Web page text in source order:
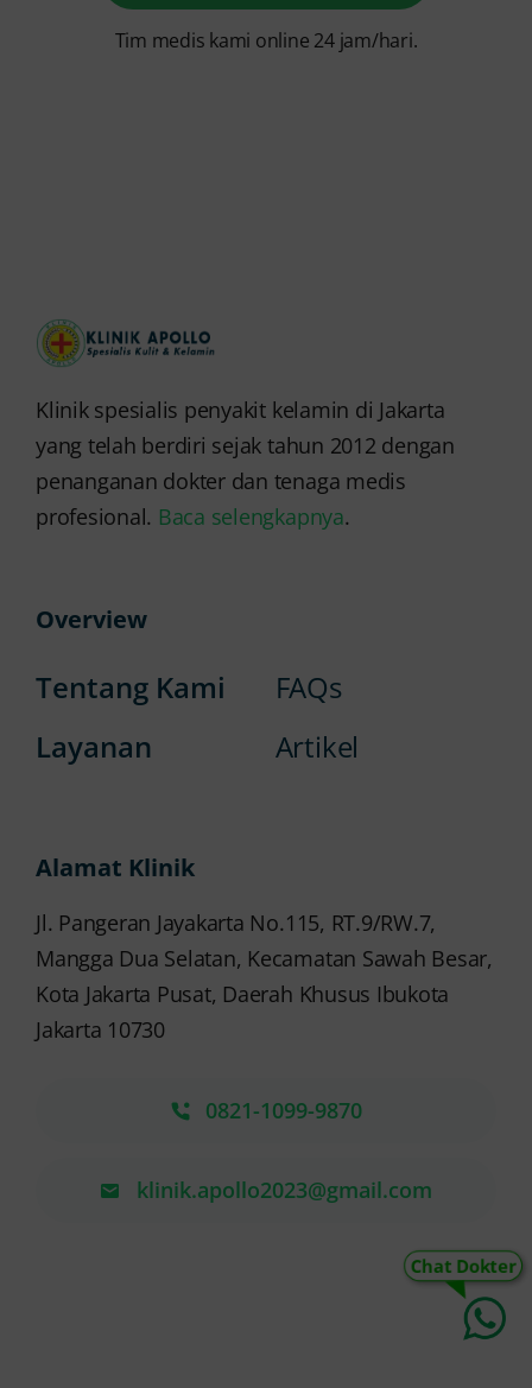
Tim medis kami online 24 jam/hari.
Klinik spesialis penyakit kelamin di Jakarta
yang telah berdiri sejak tahun 2012 dengan
penanganan dokter dan tenaga medis
profesional. Baca selengkapnya.
Overview
Tentang Kami
Layanan
FAQs
Artikel
Alamat Klinik
Jl. Pangeran Jayakarta No.115, RT.9/RW.7,
Mangga Dua Selatan, Kecamatan Sawah Besar,
Kota Jakarta Pusat, Daerah Khusus Ibukota
Jakarta 10730
0821-1099-9870
klinik.apollo2023@gmail.com
Chat Dokter